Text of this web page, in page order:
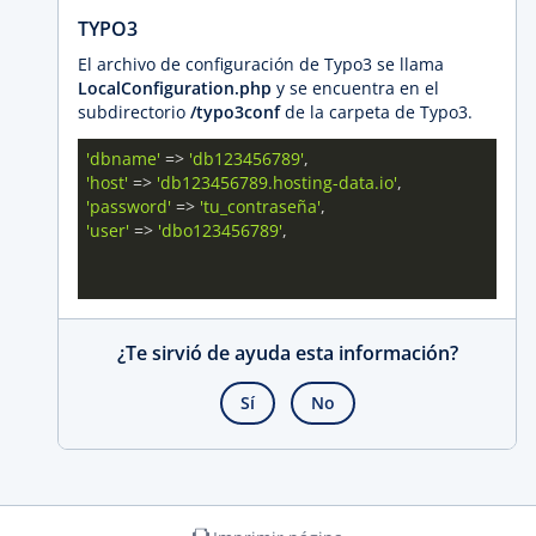
TYPO3
El archivo de configuración de Typo3 se llama
LocalConfiguration.php y se encuentra en el
subdirectorio /typo3confde la carpeta de Typo3.
'dbname' => 'db123456789'
'host' => 'db123456789.hosting-data.io'
'password' => 'tu_contraseña'
'user' => 'dbo123456789',
¿Te sirvió de ayuda esta información?
Sí No